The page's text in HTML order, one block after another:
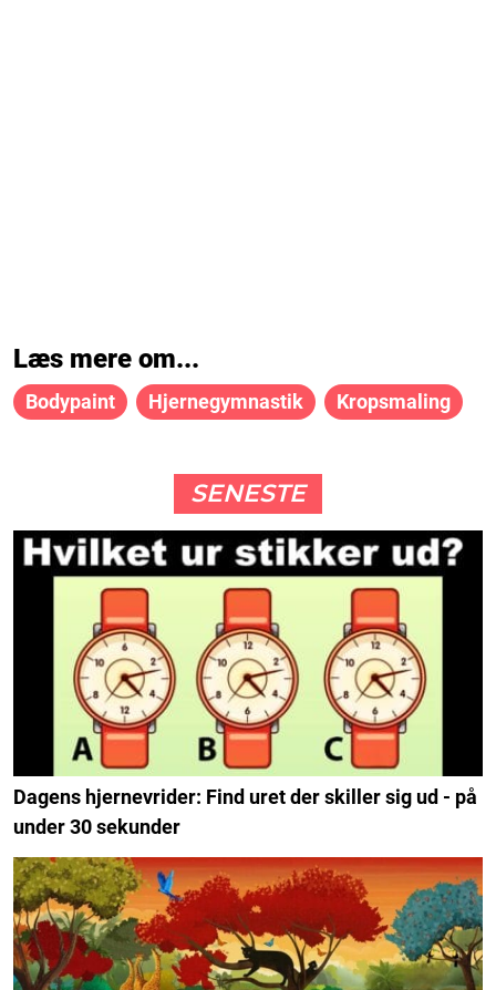
Læs mere om...
Bodypaint Hjernegymnastik Kropsmaling
SENESTE
Dagens hjernevrider: Find uret der skiller sig ud - på
under 30 sekunder